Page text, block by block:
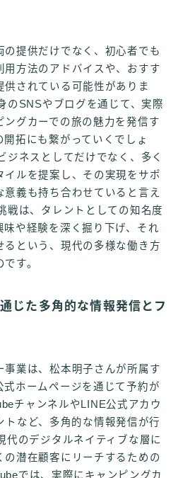
提供だけでなく、初心者でも
方法のアドバイスや、おすす
されている可能性がありま
のSNSやブログを通じて、実際
ングカーでの旅の魅力を発信す
拓にも繋がっていくでしょ
ジネスとしてだけでなく、多く
イルを提案し、その実現をサポ
義も持ち合わせていると言え
戦は、タレントとしての知名度
や経験を深く掘り下げ、それ
るという、現代の多様な働き方
す。
じた多角的な情報発信とフ
業は、松本明子さんが所属す
式ホームページを通じて予約が
チャンネルやLINE公式アカウ
トなど、多角的な情報発信が行
代のデジタルネイティブな層に
の潜在顧客にリーチするための
では、実際にキャンピングカ